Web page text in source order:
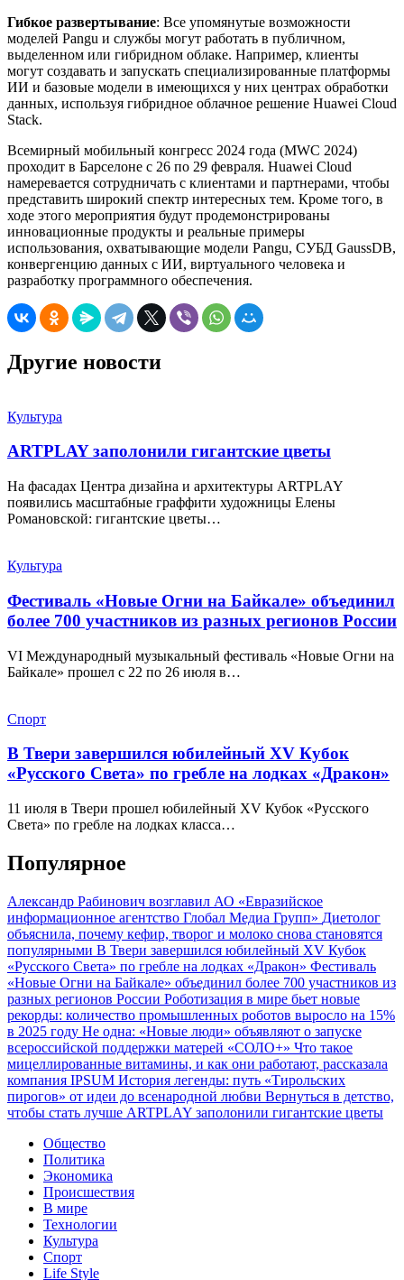
Гибкое развертывание: Все упомянутые возможности
моделей Pangu и службы могут работать в публичном,
выделенном или гибридном облаке. Например, клиенты
могут создавать и запускать специализированные платформы
ИИ и базовые модели в имеющихся у них центрах обработки
данных, используя гибридное облачное решение Huawei Cloud
Stack.
Всемирный мобильный конгресс 2024 года (MWC 2024)
проходит в Барселоне с 26 по 29 февраля. Huawei Cloud
намеревается сотрудничать с клиентами и партнерами, чтобы
представить широкий спектр интересных тем. Кроме того, в
ходе этого мероприятия будут продемонстрированы
инновационные продукты и реальные примеры
использования, охватывающие модели Pangu, СУБД GaussDB,
конвергенцию данных с ИИ, виртуального человека и
разработку программного обеспечения.
Другие новости
Культура
ARTPLAY заполонили гигантские цветы
На фасадах Центра дизайна и архитектуры ARTPLAY
появились масштабные граффити художницы Елены
Романовской: гигантские цветы…
Культура
Фестиваль «Новые Огни на Байкале» объединил
более 700 участников из разных регионов России
VI Международный музыкальный фестиваль «Новые Огни на
Байкале» прошел с 22 по 26 июля в…
Спорт
В Твери завершился юбилейный XV Кубок
«Русского Света» по гребле на лодках «Дракон»
11 июля в Твери прошел юбилейный XV Кубок «Русского
Света» по гребле на лодках класса…
Популярное
Александр Рабинович возглавил АО «Евразийское
информационное агентство Глобал Медиа Групп» Диетолог
объяснила, почему кефир, творог и молоко снова становятся
популярными В Твери завершился юбилейный XV Кубок
«Русского Света» по гребле на лодках «Дракон» Фестиваль
«Новые Огни на Байкале» объединил более 700 участников из
разных регионов России Роботизация в мире бьет новые
рекорды: количество промышленных роботов выросло на 15%
в 2025 году Не одна: «Новые люди» объявляют о запуске
всероссийской поддержки матерей «СОЛО+» Что такое
мицеллированные витамины, и как они работают, рассказала
компания IPSUM История легенды: путь «Тирольских
пирогов» от идеи до всенародной любви Вернуться в детство,
чтобы стать лучше ARTPLAY заполонили гигантские цветы
Общество
Политика
Экономика
Происшествия
В мире
Технологии
Культура
Спорт
Life Style